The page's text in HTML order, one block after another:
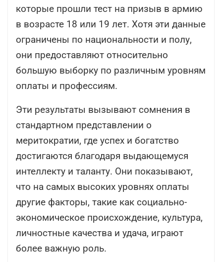
которые прошли тест на призыв в армию
в возрасте 18 или 19 лет. Хотя эти данные
ограничены по национальности и полу,
они предоставляют относительно
большую выборку по различным уровням
оплаты и профессиям.
Эти результаты вызывают сомнения в
стандартном представлении о
меритократии, где успех и богатство
достигаются благодаря выдающемуся
интеллекту и таланту. Они показывают,
что на самых высоких уровнях оплаты
другие факторы, такие как социально-
экономическое происхождение, культура,
личностные качества и удача, играют
более важную роль.